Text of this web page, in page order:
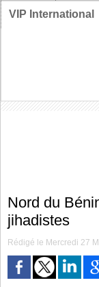
VIP International
Nord du
jihadistes
Rédigé le Mercredi 27